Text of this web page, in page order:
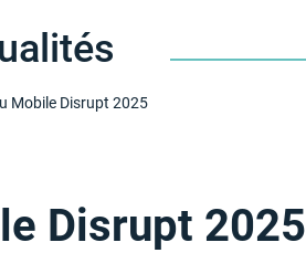
Mobile Disrupt 2025
Disrupt 2025